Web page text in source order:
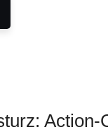
Action-